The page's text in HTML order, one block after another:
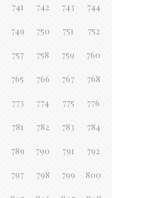
741 742 743 744
749 750 751 752
757 758 759 760
765 766 767 768
773 774 775 776
781 782 783 784
789 790 791 792
797 798 799 800